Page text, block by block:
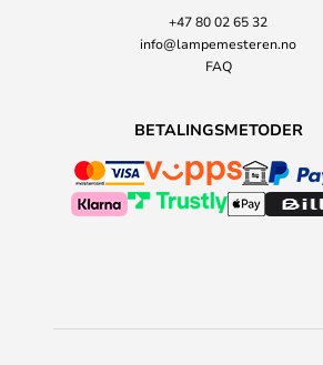
+47 80 02 65 32
info@lampemesteren.no
FAQ
BETALINGSMETODER